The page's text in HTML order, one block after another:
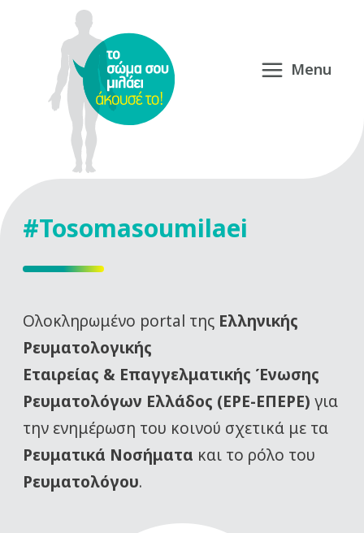
#Tosomasoumilaei
Oλοκληρωμένο portal της Ελληνικής
Ρευματολογικής
Εταιρείας & Επαγγελματικής Ένωσης
Ρευματολόγων Ελλάδος (ΕΡΕ-ΕΠΕΡΕ) για
την ενημέρωση του κοινού σχετικά με τα
Ρευματικά Νοσήματα και το ρόλο του
Ρευματολόγου.